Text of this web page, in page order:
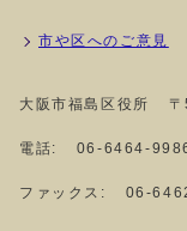
市や区へのご意見
大阪市福島区役所
電話: 06-6464-9986
ファックス: 06-